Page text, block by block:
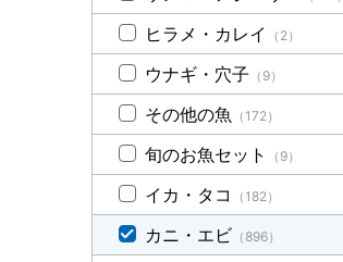
ヒラメ・カレイ （2）
ウナギ・穴子 （9）
その他の魚 （172）
旬のお魚セット （9）
イカ・タコ （182）
カニ・エビ （896）